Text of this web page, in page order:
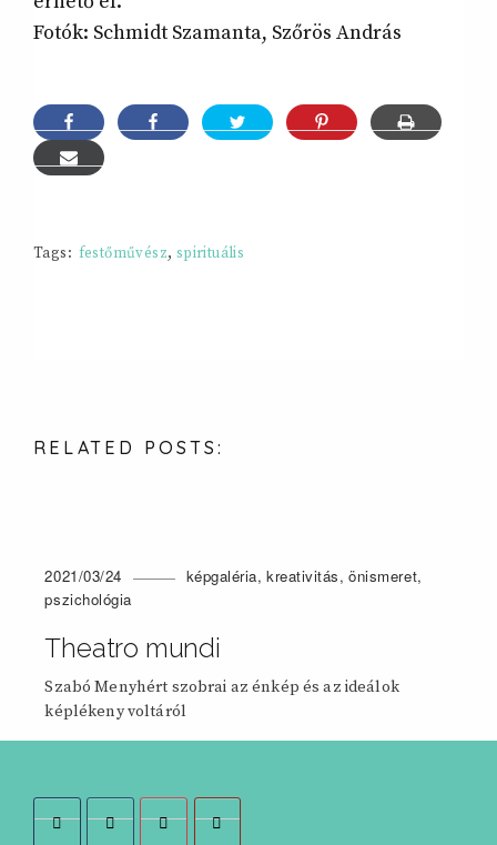
Fotók: Schmidt Szamanta, Szőrös András
Tags: festőművész, spirituális
RELATED POSTS:
2021/03/24 képgaléria,kreativitás,önismeret,
pszichológia
Theatro mundi
Szabó Menyhért szobrai az énkép és az ideálok
képlékeny voltáról